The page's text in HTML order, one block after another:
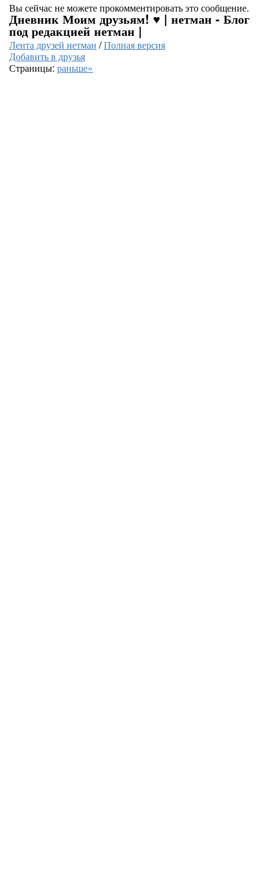
Вы сейчас не можете прокомментировать это сообщение.
Дневник Моим друзьям! ♥ | нетман - Блог
под редакцией нетман |
Лента друзей нетман /Полная версия
Добавить в друзья
Страницы: раньше»